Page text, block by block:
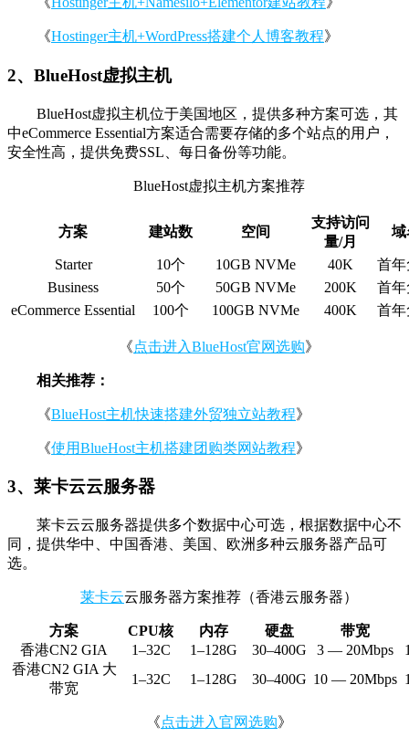
《Hostinger主机+WordPress搭建个人博客教程》
2、BlueHost虚拟主机
BlueHost虚拟主机位于美国地区，提供多种方案可选，其
中eCommerce Essential方案适合需要存储的多个站点的用户，
安全性高，提供免费SSL、每日备份等功能。
BlueHost虚拟主机方案推荐
方案 建站数 空间
支持访问
量/月
域
Starter 10个 10GB NVMe 40K
首
Business
50个 50GB NVMe 200K
首
eCommerce Essential
100个 100GB NVMe 400K 首
《点击进入BlueHost官网选购》
相关推荐：
《BlueHost主机快速搭建外贸独立站教程》
《使用BlueHost主机搭建团购类网站教程》
3、莱卡云云服务器
莱卡云云服务器提供多个数据中心可选，根据数据中心不
同，提供华中、中国香港、美国、欧洲多种云服务器产品可
选。
莱卡云云服务器方案推荐（香港云服务器）
方案 CPU核 内存 硬盘
带宽
香港CN2 GIA
1–32C 1–128G 30–400G 3 — 20Mbps
香港CN2 GIA 大
带宽
1–32C 1–128G 30–400G 10 — 20Mbps
《点击进入官网选购》